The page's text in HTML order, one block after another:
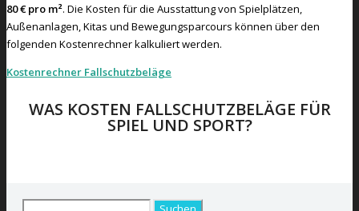
80 € pro m². Die Kosten für die Ausstattung von Spielplätzen,
Außenanlagen, Kitas und Bewegungsparcours können über den
folgenden Kostenrechner kalkuliert werden.
Kostenrechner Fallschutzbeläge
WAS KOSTEN FALLSCHUTZBELÄGE FÜR
SPIEL UND SPORT?